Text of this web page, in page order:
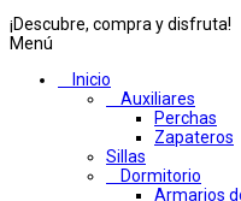
¡Descubre, compra y disfruta!
Menú
Inicio
Auxiliares
Perchas
Zapateros
Sillas
Dormitorio
Armarios